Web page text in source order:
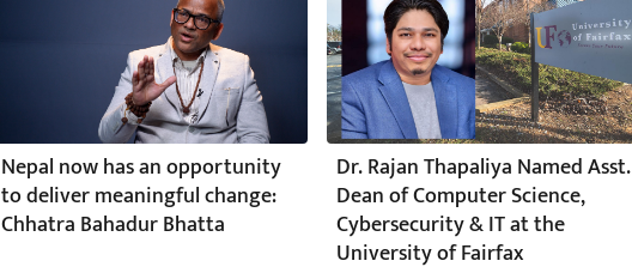
Nepal now has an opportunity
to deliver meaningful change:
Chhatra Bahadur Bhatta
Dr. Rajan Thapaliya Named Asst.
Dean of Computer Science,
Cybersecurity & IT at the
University of Fairfax